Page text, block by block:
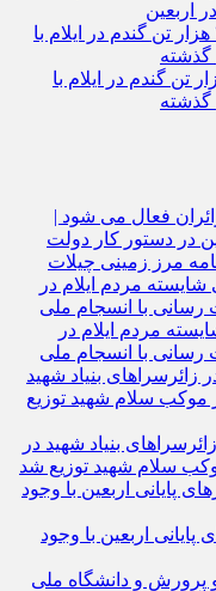
تضمینی بیش از ۲۴۵ هزار تن گندم در ایلام با
تردد زائران فعال می‌ شود |
در دستور کار دولت
مرز زمینی چیلات
مردم ایلام در
رسانی با انسجام ملی
اربعین با وجود